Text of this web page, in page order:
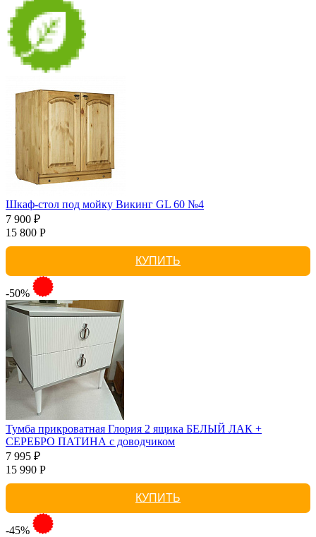
Шкаф-стол под мойку Викинг GL 60 №4
7 900 ₽
15 800 Р
КУПИТЬ
-50%
Тумба прикроватная Глория 2 ящика БЕЛЫЙ ЛАК +
СЕРЕБРО ПАТИНА с доводчиком
7 995 ₽
15 990 Р
КУПИТЬ
-45%